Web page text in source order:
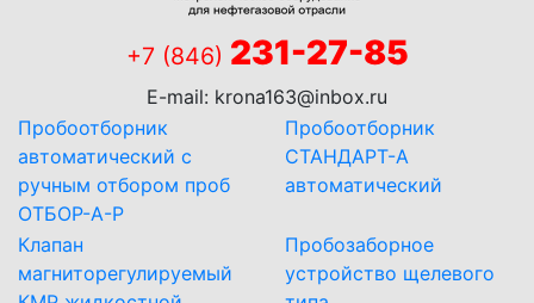
+7 (846) 231-27-85
E-mail: krona163@inbox.ru
Пробоотборник
автоматический с
ручным отбором проб
ОТБОР-А-Р
Пробоотборник
СТАНДАРТ-А
автоматический
Клапан
магниторегулируемый
Пробозаборное
устройство щелевого